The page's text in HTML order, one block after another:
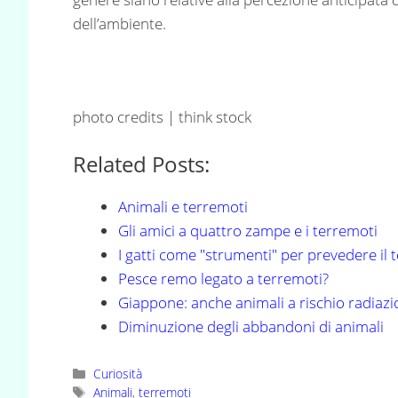
dell’ambiente.
photo credits | think stock
Related Posts:
Animali e terremoti
Gli amici a quattro zampe e i terremoti
I gatti come "strumenti" per prevedere il
Pesce remo legato a terremoti?
Giappone: anche animali a rischio
Diminuzione degli abbandoni di animali
Categorie
Curiosità
Tag
Animali,terremoti